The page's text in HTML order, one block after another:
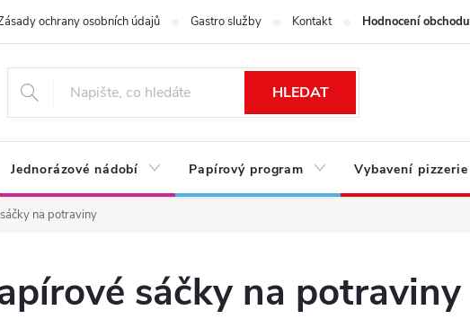
ochrany osobních údajů Gastro služby Kontakt Hodnocení obchodu
HLEDAT
Jednorázové nádobí Papírový program Vybavení pizzerie
na potraviny
sáčky na potraviny